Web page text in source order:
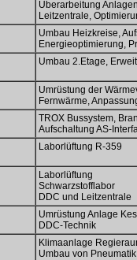
Überarbeitung
Leitzentrale,
Umbau Heizkreise,
Energieoptimierung,
Umbau 2.Etage,
Umrüstung der
Fernwärme,
TROX Bussystem,
Aufschaltung AS-
Laborlüftung R-359
Laborlüftung
Schwarzstofflabor
DDC und Leitzentrale
Umrüstung Anlage
DDC-Technik
Klimaanlage
Umbau von